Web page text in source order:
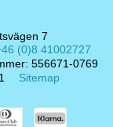
7
(0)8 41002727
: 556671-0769
Sitemap